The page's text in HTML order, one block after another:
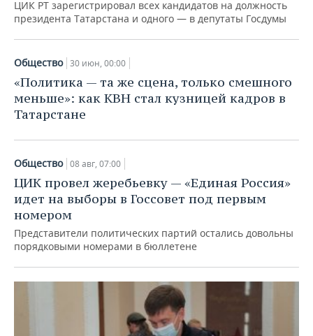
ЦИК РТ зарегистрировал всех кандидатов на должность
президента Татарстана и одного — в депутаты Госдумы
Общество 30 июн, 00:00
«Политика — та же сцена, только смешного
меньше»: как КВН стал кузницей кадров в
Татарстане
Общество 08 авг, 07:00
ЦИК провел жеребьевку — «Единая Россия»
идет на выборы в Госсовет под первым
номером
Представители политических партий остались довольны
порядковыми номерами в бюллетене